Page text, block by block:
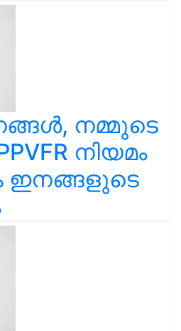
നമ്മുടെ
നിയമം
ഇനങ്ങളുടെ